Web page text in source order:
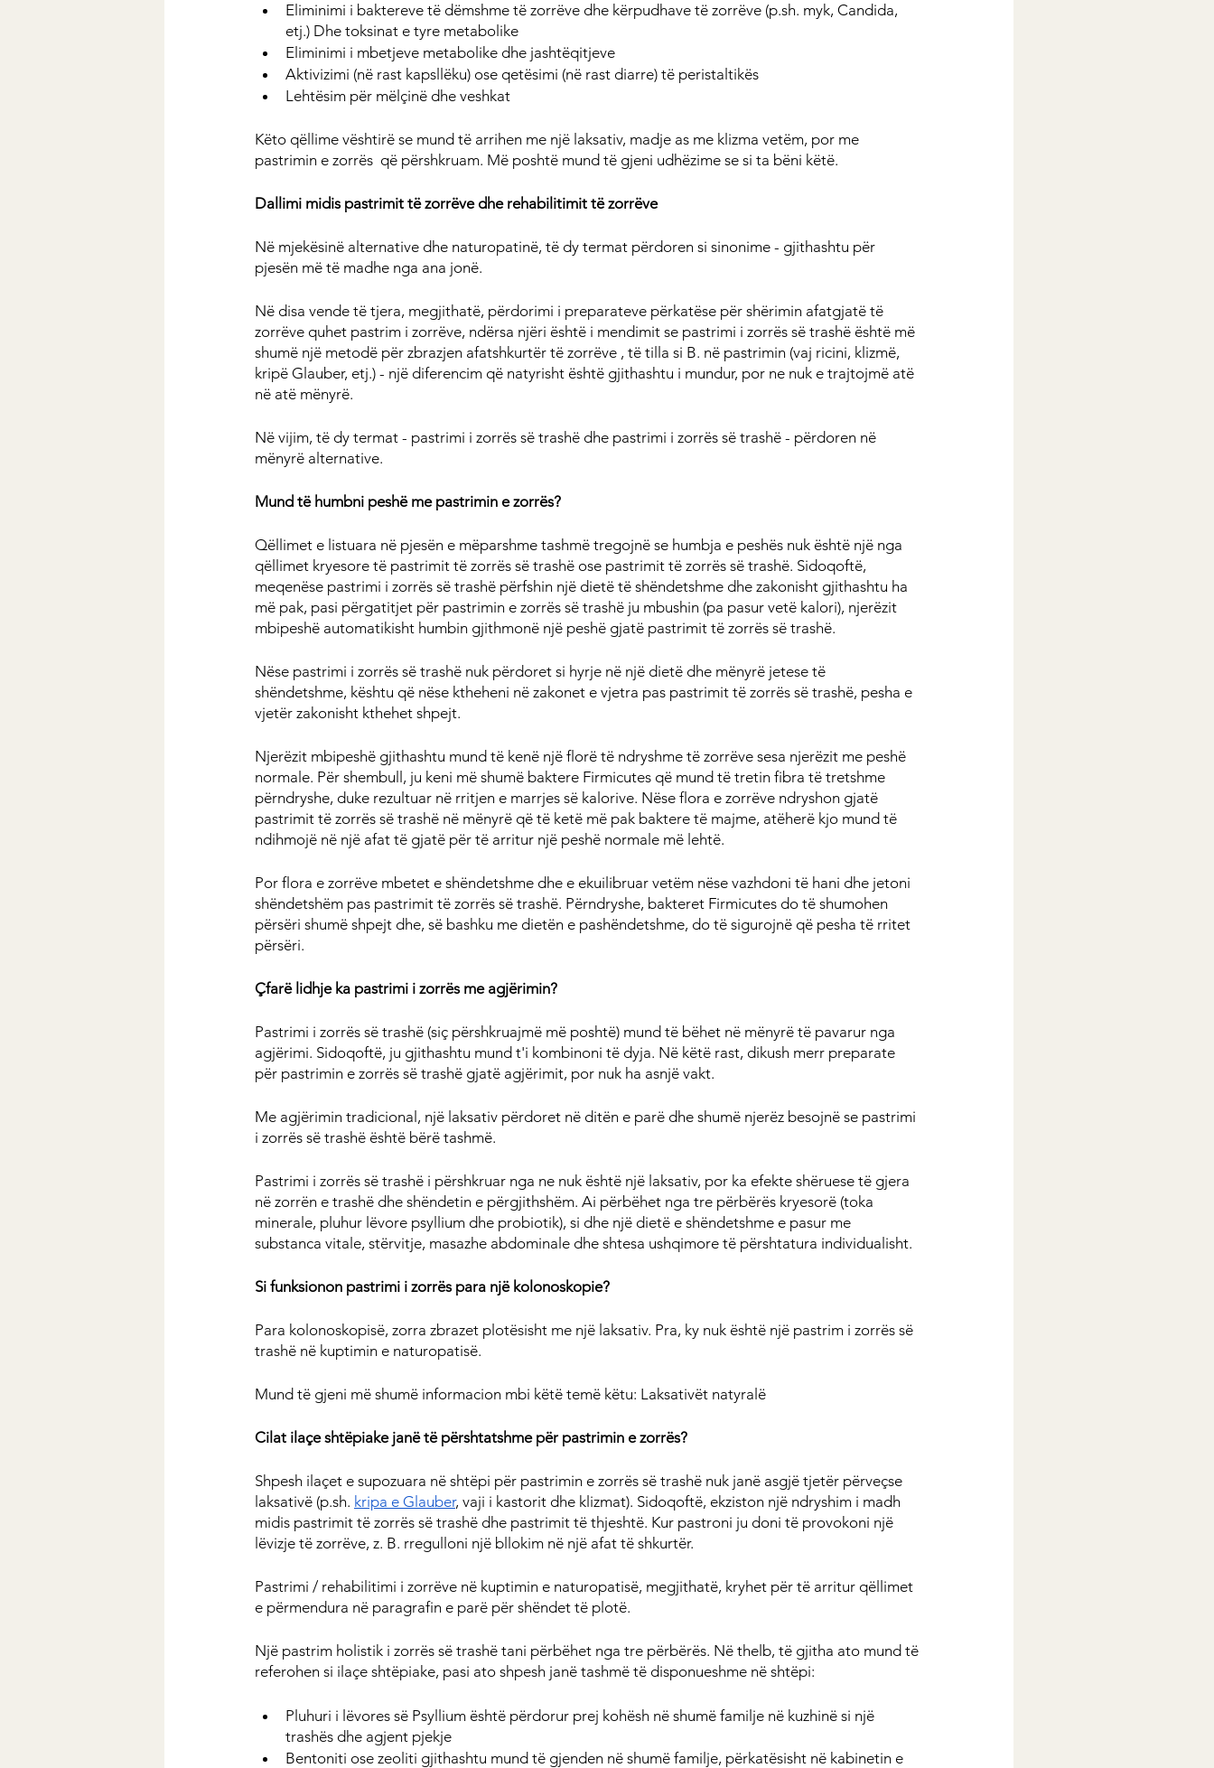
Eliminimi i baktereve të dëmshme të zorrëve dhe kërpudhave të zorrëve (p.sh. myk, Candida,
etj.) Dhe toksinat e tyre metabolike
Eliminimi i mbetjeve metabolike dhe jashtëqitjeve
Aktivizimi (në rast kapsllëku) ose qetësimi (në rast diarre) të peristaltikës
Lehtësim për mëlçinë dhe veshkat
Këto qëllime vështirë se mund të arrihen me një laksativ, madje as me klizma vetëm, por me
pastrimin e zorrës  që përshkruam. Më poshtë mund të gjeni udhëzime se si ta bëni këtë.
Dallimi midis pastrimit të zorrëve dhe rehabilitimit të zorrëve
Në mjekësinë alternative dhe naturopatinë, të dy termat përdoren si sinonime - gjithashtu për
pjesën më të madhe nga ana jonë.
Në disa vende të tjera, megjithatë, përdorimi i preparateve përkatëse për shërimin afatgjatë të
zorrëve quhet pastrim i zorrëve, ndërsa njëri është i mendimit se pastrimi i zorrës së trashë është më
shumë një metodë për zbrazjen afatshkurtër të zorrëve , të tilla si B. në pastrimin (vaj ricini, klizmë,
kripë Glauber, etj.) - një diferencim që natyrisht është gjithashtu i mundur, por ne nuk e trajtojmë atë
në atë mënyrë.
Në vijim, të dy termat - pastrimi i zorrës së trashë dhe pastrimi i zorrës së trashë - përdoren në
mënyrë alternative.
Mund të humbni peshë me pastrimin e zorrës?
Qëllimet e listuara në pjesën e mëparshme tashmë tregojnë se humbja e peshës nuk është një nga
qëllimet kryesore të pastrimit të zorrës së trashë ose pastrimit të zorrës së trashë. Sidoqoftë,
meqenëse pastrimi i zorrës së trashë përfshin një dietë të shëndetshme dhe zakonisht gjithashtu ha
më pak, pasi përgatitjet për pastrimin e zorrës së trashë ju mbushin (pa pasur vetë kalori), njerëzit
mbipeshë automatikisht humbin gjithmonë një peshë gjatë pastrimit të zorrës së trashë.
Nëse pastrimi i zorrës së trashë nuk përdoret si hyrje në një dietë dhe mënyrë jetese të
shëndetshme, kështu që nëse ktheheni në zakonet e vjetra pas pastrimit të zorrës së trashë, pesha e
vjetër zakonisht kthehet shpejt.
Njerëzit mbipeshë gjithashtu mund të kenë një florë të ndryshme të zorrëve sesa njerëzit me peshë
normale. Për shembull, ju keni më shumë baktere Firmicutes që mund të tretin fibra të tretshme
përndryshe, duke rezultuar në rritjen e marrjes së kalorive. Nëse flora e zorrëve ndryshon gjatë
pastrimit të zorrës së trashë në mënyrë që të ketë më pak baktere të majme, atëherë kjo mund të
ndihmojë në një afat të gjatë për të arritur një peshë normale më lehtë.
Por flora e zorrëve mbetet e shëndetshme dhe e ekuilibruar vetëm nëse vazhdoni të hani dhe jetoni
shëndetshëm pas pastrimit të zorrës së trashë. Përndryshe, bakteret Firmicutes do të shumohen
përsëri shumë shpejt dhe, së bashku me dietën e pashëndetshme, do të sigurojnë që pesha të rritet
përsëri.
Çfarë lidhje ka pastrimi i zorrës me agjërimin?
Pastrimi i zorrës së trashë (siç përshkruajmë më poshtë) mund të bëhet në mënyrë të pavarur nga
agjërimi. Sidoqoftë, ju gjithashtu mund t'i kombinoni të dyja. Në këtë rast, dikush merr preparate
për pastrimin e zorrës së trashë gjatë agjërimit, por nuk ha asnjë vakt.
Me agjërimin tradicional, një laksativ përdoret në ditën e parë dhe shumë njerëz besojnë se pastrimi
i zorrës së trashë është bërë tashmë.
Pastrimi i zorrës së trashë i përshkruar nga ne nuk është një laksativ, por ka efekte shëruese të gjera
në zorrën e trashë dhe shëndetin e përgjithshëm. Ai përbëhet nga tre përbërës kryesorë (toka
minerale, pluhur lëvore psyllium dhe probiotik), si dhe një dietë e shëndetshme e pasur me
substanca vitale, stërvitje, masazhe abdominale dhe shtesa ushqimore të përshtatura individualisht.
Si funksionon pastrimi i zorrës para një kolonoskopie?
Para kolonoskopisë, zorra zbrazet plotësisht me një laksativ. Pra, ky nuk është një pastrim i zorrës së
trashë në kuptimin e naturopatisë.
Mund të gjeni më shumë informacion mbi këtë temë këtu: Laksativët natyralë
Cilat ilaçe shtëpiake janë të përshtatshme për pastrimin e zorrës?
Shpesh ilaçet e supozuara në shtëpi për pastrimin e zorrës së trashë nuk janë asgjë tjetër përveçse
laksativë (p.sh. kripa e Glauber, vaji i kastorit dhe klizmat). Sidoqoftë, ekziston një ndryshim i madh
midis pastrimit të zorrës së trashë dhe pastrimit të thjeshtë. Kur pastroni ju doni të provokoni një
lëvizje të zorrëve, z. B. rregulloni një bllokim në një afat të shkurtër.
Pastrimi / rehabilitimi i zorrëve në kuptimin e naturopatisë, megjithatë, kryhet për të arritur qëllimet
e përmendura në paragrafin e parë për shëndet të plotë.
Një pastrim holistik i zorrës së trashë tani përbëhet nga tre përbërës. Në thelb, të gjitha ato mund të
referohen si ilaçe shtëpiake, pasi ato shpesh janë tashmë të disponueshme në shtëpi:
Pluhuri i lëvores së Psyllium është përdorur prej kohësh në shumë familje në kuzhinë si një
trashës dhe agjent pjekje
Bentoniti ose zeoliti gjithashtu mund të gjenden në shumë familje, përkatësisht në kabinetin e